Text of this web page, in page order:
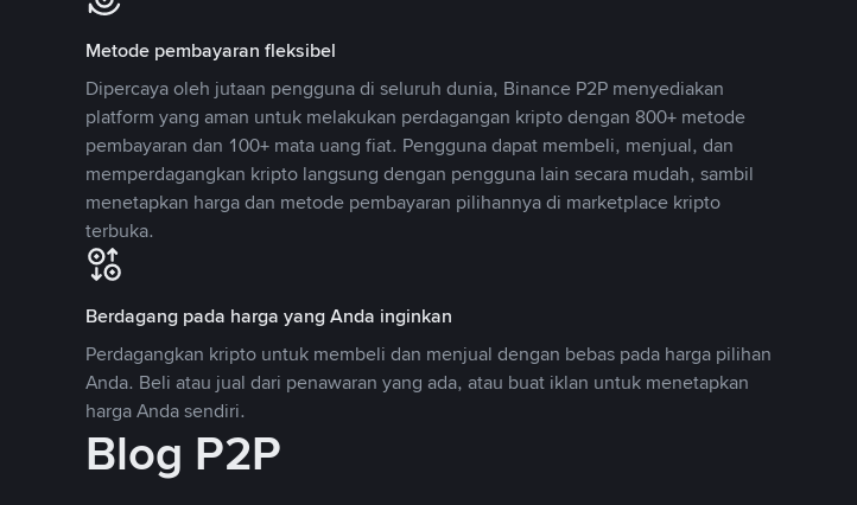
Metode pembayaran fleksibel
Dipercaya oleh jutaan pengguna di seluruh dunia, Binance P2P menyediakan
platform yang aman untuk melakukan perdagangan kripto dengan 800+ metode
pembayaran dan 100+ mata uang fiat. Pengguna dapat membeli, menjual, dan
memperdagangkan kripto langsung dengan pengguna lain secara mudah, sambil
menetapkan harga dan metode pembayaran pilihannya di marketplace kripto
terbuka.
Berdagang pada harga yang Anda inginkan
Perdagangkan kripto untuk membeli dan menjual dengan bebas pada harga pilihan
Anda. Beli atau jual dari penawaran yang ada, atau buat iklan untuk menetapkan
harga Anda sendiri.
Blog P2P